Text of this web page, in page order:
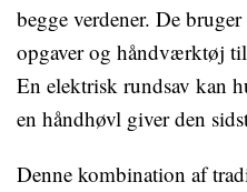
begge verdener. De
opgaver og håndværktøj
En elektrisk rundsav kan
en håndhøvl giver den
Denne kombination af